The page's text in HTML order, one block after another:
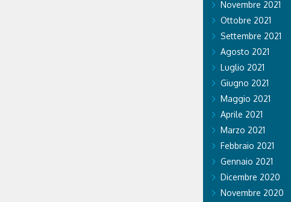
Novembre 2021
Ottobre 2021
Settembre 2021
Agosto 2021
Luglio 2021
Giugno 2021
Maggio 2021
Aprile 2021
Marzo 2021
Febbraio 2021
Gennaio 2021
Dicembre 2020
Novembre 2020